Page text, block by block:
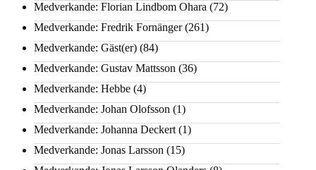
Medverkande: Florian Lindbom Ohara (72)
Medverkande: Fredrik Fornänger(261)
Medverkande: Gäst(er) (84)
Medverkande: Gustav Mattsson (36)
Medverkande: Hebbe (4)
Medverkande: Johan Olofsson (1)
Medverkande: Johanna Deckert (1)
Medverkande: Jonas Larsson (15)